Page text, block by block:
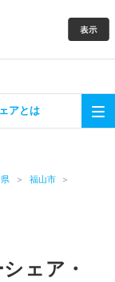
アとは
福山市
ェア・